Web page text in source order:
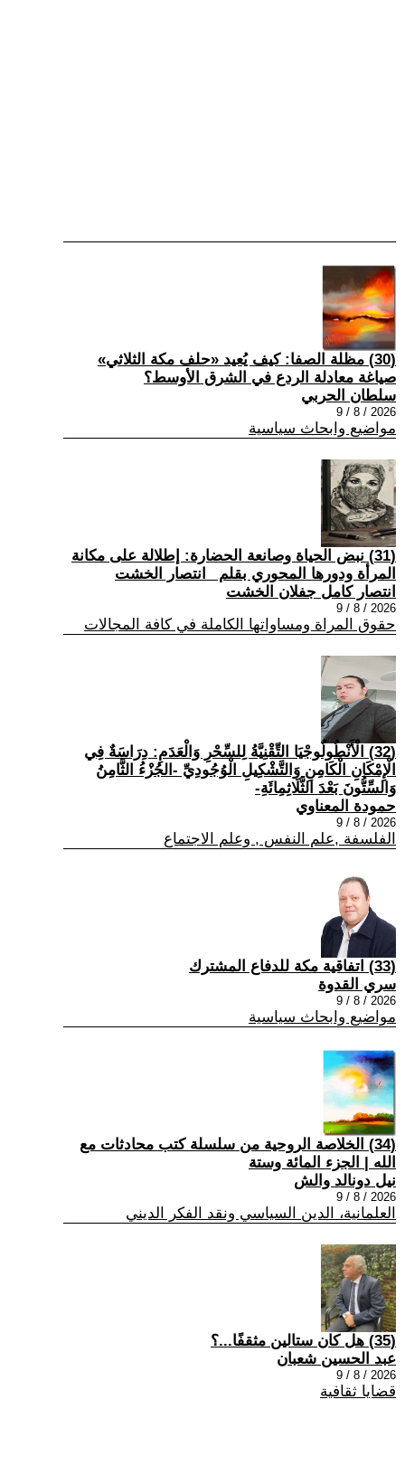
(30) مظلة الصفا: كيف يُعيد «حلف مكة الثلاثي»
صياغة معادلة الردع في الشرق الأوسط؟
سلطان الحربي
2026 / 8 / 9
مواضيع وابحاث سياسية
(31) نبض الحياة وصانعة الحضارة: إطلالة على مكانة
المرأة ودورها المحوري بقلم _انتصار الخشت
انتصار كامل جفلان الخشت
2026 / 8 / 9
حقوق المراة ومساواتها الكاملة في كافة المجالات
(32) الْأَنْطُولُوجْيَا التِّقْنِيَّةُ لِلسِّحْرِ وَالْعَدَمِ: دِرَاسَةٌ فِي
الْإِمْكَانِ الْكَامِنِ وَالتَّشْكِيلِ الْوُجُودِيِّ -الجُزْءُ الثَّامِنُ
وَالسِّتُّونَ بَعْدَ الثَّلَاثِمِائَةِ-
حمودة المعناوي
2026 / 8 / 9
الفلسفة ,علم النفس , وعلم الاجتماع
(33) اتفاقية مكة للدفاع المشترك
سري القدوة
2026 / 8 / 9
مواضيع وابحاث سياسية
(34) الخلاصة الروحية من سلسلة كتب محادثات مع
الله | الجزء المائة وستة
نيل دونالد والش
2026 / 8 / 9
العلمانية، الدين السياسي ونقد الفكر الديني
(35) هل كان ستالين مثقفًا...؟
عبد الحسين شعبان
2026 / 8 / 9
قضايا ثقافية